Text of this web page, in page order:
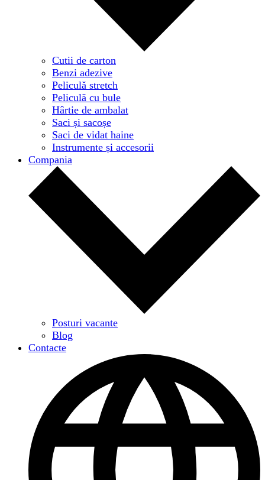
Cutii de carton
Benzi adezive
Peliculă stretch
Peliculă cu bule
Hârtie de ambalat
Saci și sacoșe
Saci de vidat haine
Instrumente și accesorii
Compania
Posturi vacante
Blog
Contacte